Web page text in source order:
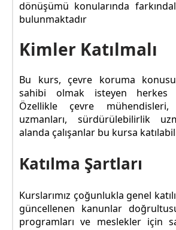
dönüşümü konularında
bulunmaktadır
Kimler Katılmalı
Bu kurs, çevre koruma
sahibi olmak isteyen herkes
Özellikle çevre
uzmanları, sürdürülebilirlik
alanda çalışanlar bu kursa
Katılma Şartları
Kurslarımız çoğunlukla genel
güncellenen kanunlar
programları ve meslekler için